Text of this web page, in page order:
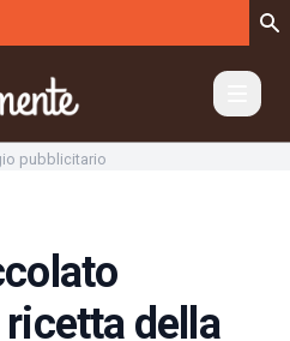
pubblicitario
della